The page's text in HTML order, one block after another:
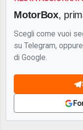
MotorBox,
Scegli come vuoi
su Telegram,
di Google.